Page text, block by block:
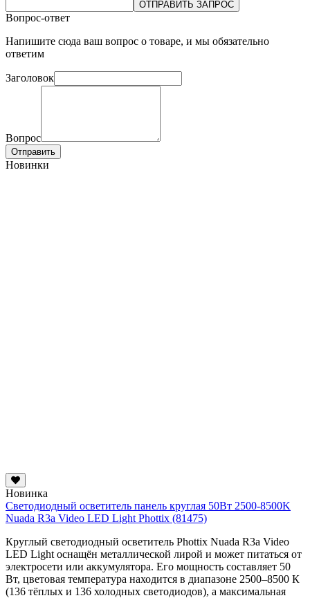
ОТПРАВИТЬ ЗАПРОС
Вопрос-ответ
Напишите сюда ваш вопрос о товаре, и мы обязательно
ответим
Заголовок
Вопрос
Отправить
Новинки
Новинка
Светодиодный осветитель панель круглая 50Вт 2500-8500K
Nuada R3a Video LED Light Phottix (81475)
Круглый светодиодный осветитель Phottix Nuada R3a Video
LED Light оснащён металлической лирой и может питаться от
электросети или аккумулятора. Его мощность составляет 50
Вт, цветовая температура находится в диапазоне 2500–8500 К
(136 тёплых и 136 холодных светодиодов), а максимальная